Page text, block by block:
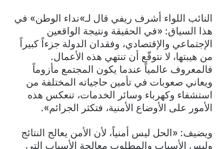
النائب اللواء أشرف ريفي قال لـ»نداء الوطن» في
هذا السياق: «في الحقيقة ونتيجة الواقعين
الإجتماعي والإقتصادي، وفقدان الدولة جزءاً كبيراً
من هيبتها، لا نتوقّع أن تنتهي هذه الأعمال.
فالمعروف عالمياً عندما يكون المجتمع مأزوماً
ويعاني صعوبات في تأمين حاجياته المختلفة من
استشفاء وكهرباء وسائر الخدمات، تنعكس هذه
الأمور على الأوضاع الأمنية، فتكثر الجرائم».
ويضيف: «الحل ليس أمنياً، لأن الأمن يعالج النتائج
وليس الأسباب والمطلوب معالجة الأسباب التي